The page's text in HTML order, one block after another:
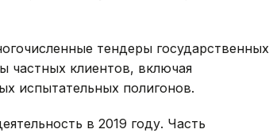
тендеры государственных
частных клиентов, включая
испытательных полигонов.
в 2019 году. Часть